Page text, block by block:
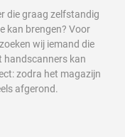
die graag zelfstandig
kan brengen? Voor
wij iemand die
handscanners kan
zodra het magazijn
afgerond.